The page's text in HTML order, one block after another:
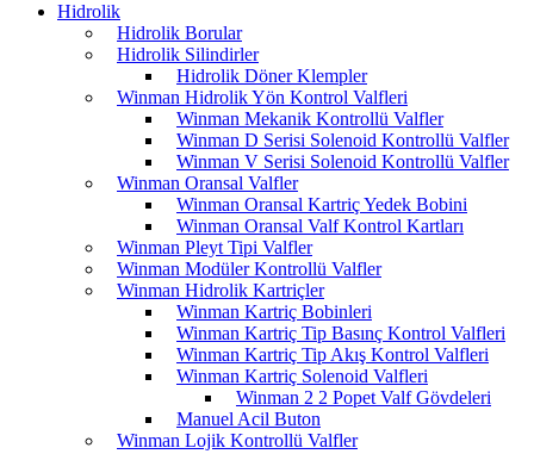
Hidrolik
Hidrolik Borular
Hidrolik Silindirler
Hidrolik Döner Klempler
Winman Hidrolik Yön Kontrol Valfleri
Winman Mekanik Kontrollü Valfler
Winman D Serisi Solenoid Kontrollü Valfler
Winman V Serisi Solenoid Kontrollü Valfler
Winman Oransal Valfler
Winman Oransal Kartriç Yedek Bobini
Winman Oransal Valf Kontrol Kartları
Winman Pleyt Tipi Valfler
Winman Modüler Kontrollü Valfler
Winman Hidrolik Kartriçler
Winman Kartriç Bobinleri
Winman Kartriç Tip Basınç Kontrol Valfleri
Winman Kartriç Tip Akış Kontrol Valfleri
Winman Kartriç Solenoid Valfleri
Winman 2 2 Popet Valf Gövdeleri
Manuel Acil Buton
Winman Lojik Kontrollü Valfler